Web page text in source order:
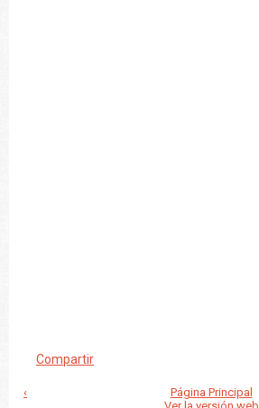
Compartir
‹
Página Principal